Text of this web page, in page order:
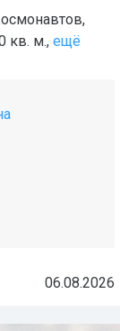
кв. м., ещё
06.08.2026